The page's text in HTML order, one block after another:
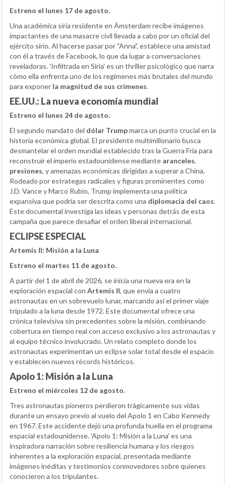
Estreno el lunes 17 de agosto.
Una académica siria residente en Ámsterdam recibe imágenes
impactantes de una masacre civil llevada a cabo por un oficial del
ejército sirio. Al hacerse pasar por "Anna", establece una amistad
con él a través de Facebook, lo que da lugar a conversaciones
reveladoras. 'Infiltrada en Siria' es un thriller psicológico que narra
cómo ella enfrenta uno de los regímenes más brutales del mundo
para exponer la magnitud de sus crímenes.
EE.UU.: La nueva economía mundial
Estreno el lunes 24 de agosto.
El segundo mandato del dólar Trumpmarca un punto crucial en la
historia económica global. El presidente multimillonario busca
desmantelar el orden mundial establecido tras la Guerra Fría para
reconstruir el imperio estadounidense mediante aranceles,
presiones, y amenazas económicas dirigidas a superar a China.
Rodeado por estrategas radicales y figuras prominentes como
J.D. Vance y Marco Rubio, Trump implementa una política
expansiva que podría ser descrita como una diplomacia del caos.
Este documental investiga las ideas y personas detrás de esta
campaña que parece desafiar el orden liberal internacional.
ECLIPSE ESPECIAL
Artemis II: Misión a la Luna
Estreno el martes 11 de agosto.
A partir del 1 de abril de 2026, se inicia una nueva era en la
exploración espacial con Artemis II, que envía a cuatro
astronautas en un sobrevuelo lunar, marcando así el primer viaje
tripulado a la luna desde 1972. Este documental ofrece una
crónica televisiva sin precedentes sobre la misión, combinando
cobertura en tiempo real con acceso exclusivo a los astronautas y
al equipo técnico involucrado. Un relato completo donde los
astronautas experimentan un eclipse solar total desde el espacio
y establecen nuevos récords históricos.
Apolo 1: Misión a la Luna
Estreno el miércoles 12 de agosto.
Tres astronautas pioneros perdieron trágicamente sus vidas
durante un ensayo previo al vuelo del Apolo 1 en Cabo Kennedy
en 1967. Este accidente dejó una profunda huella en el programa
espacial estadounidense. 'Apolo 1: Misión a la Luna' es una
inspiradora narración sobre resiliencia humana y los riesgos
inherentes a la exploración espacial, presentada mediante
imágenes inéditas y testimonios conmovedores sobre quienes
conocieron a los tripulantes.